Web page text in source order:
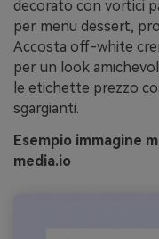
decorato con vortici
per menu dessert,
Accosta off-white
per un look
le etichette prezzo
sgargianti.
Esempio immagine
media.io